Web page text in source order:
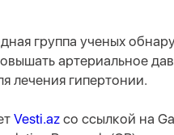
группа ученых
артериальное
лечения гипертонии.
Vesti.az со ссылкой на